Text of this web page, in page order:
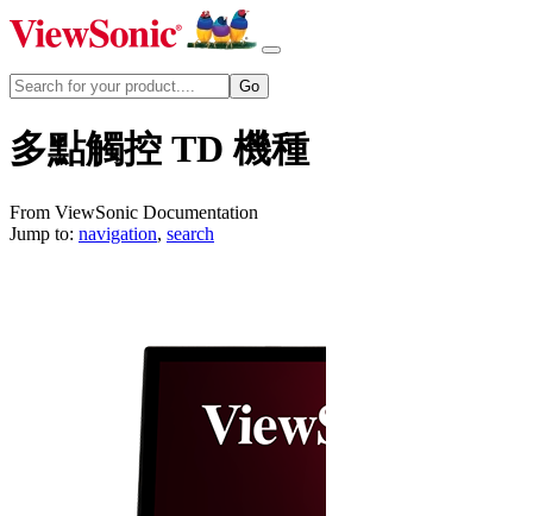
多點觸控 TD 機種
From ViewSonic Documentation
Jump to: navigation, search